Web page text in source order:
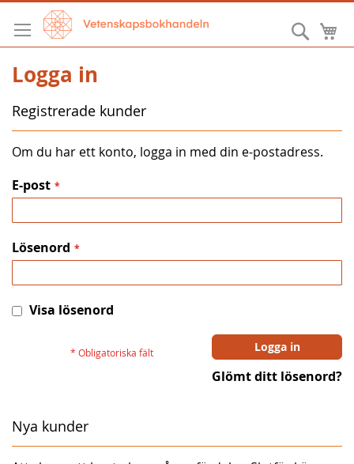
Hoppa
till
innehållet
Sök
Logga in
Registrerade kunder
Om du har ett konto, logga in med din e-postadress.
E-post
Lösenord
Visa lösenord
Logga in
Glömt ditt lösenord?
Nya kunder